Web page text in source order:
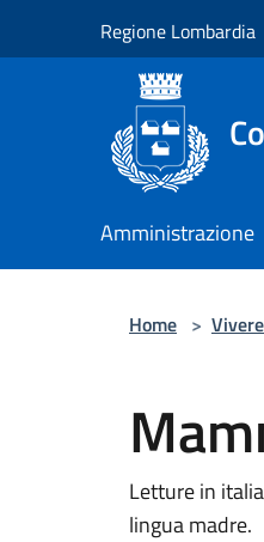
Regione Lombardia
Amministrazione
Home >
Letture in
lingua madre.